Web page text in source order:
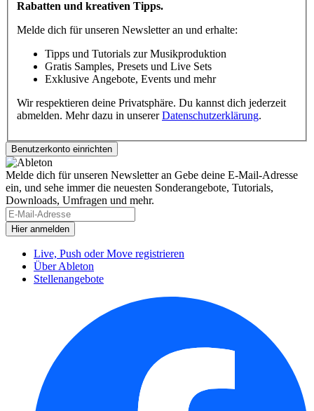
Rabatten und kreativen Tipps.
Melde dich für unseren Newsletter an und erhalte:
Tipps und Tutorials zur Musikproduktion
Gratis Samples, Presets und Live Sets
Exklusive Angebote, Events und mehr
Wir respektieren deine Privatsphäre. Du kannst dich jederzeit
abmelden. Mehr dazu in unsererDatenschutzerklärung.
Melde dich für unseren Newsletter an Gebe deine E-Mail-Adresse
ein, und sehe immer die neuesten Sonderangebote, Tutorials,
Downloads, Umfragen und mehr.
Live, Push oder Move registrieren
Über Ableton
Stellenangebote